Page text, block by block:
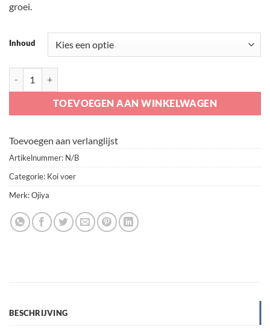
groei.
Inhoud
TOEVOEGEN AAN WINKELWAGEN
Toevoegen aan verlanglijst
Artikelnummer: N/B
Categorie: Koi voer
Merk:Ojiya
BESCHRIJVING